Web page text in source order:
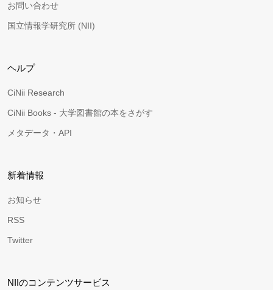
お問い合わせ
国立情報学研究所 (NII)
ヘルプ
CiNii Research
CiNii Books - 大学図書館の本をさがす
メタデータ・API
新着情報
お知らせ
RSS
Twitter
NIIのコンテンツサービス